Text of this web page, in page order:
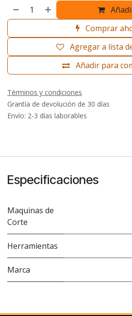
Comprar
Añadir para
Agregar a lista
Términos y condiciones
Grantía de devolución de 30 días
Envío: 2-3 días laborables
Especificaciones
Maquinas de
Corte
Herramientas
Marca